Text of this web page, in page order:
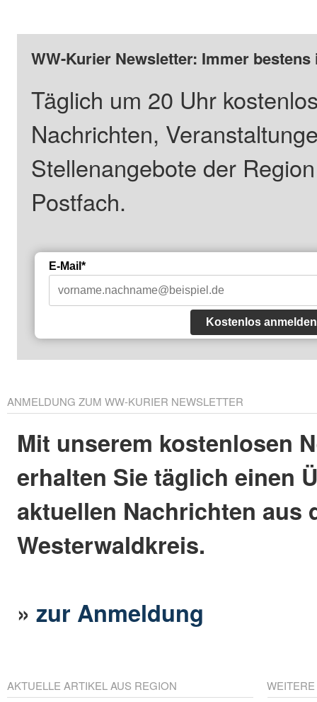
WW-Kurier Newsletter: Immer
Täglich um 20 Uhr
Nachrichten,
Stellenangebote der
Postfach.
E-Mail*
Kostenlos anmelden
ANMELDUNG ZUM WW-KURIER NEWSLETTER
Mit unserem kostenlosen
erhalten Sie täglich einen
aktuellen Nachrichten aus
Westerwaldkreis.
»zur Anmeldung
AKTUELLE ARTIKEL AUS REGION